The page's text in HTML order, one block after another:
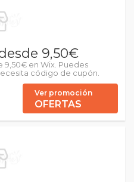
9,50€
9,50€ en Wix. Puedes
código de cupón.
Ver promoción
OFERTAS